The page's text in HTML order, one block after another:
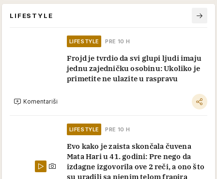
LIFESTYLE
LIFESTYLE PRE 10 H
Frojd je tvrdio da svi glupi ljudi imaju
jednu zajedničku osobinu: Ukoliko je
primetite ne ulazite u raspravu
Komentariši
LIFESTYLE PRE 10 H
Evo kako je zaista skončala čuvena
Mata Hari u 41. godini: Pre nego da
izdagne izgovorila ove 2 reči, a ono što
su uradili sa njenim telom frapira